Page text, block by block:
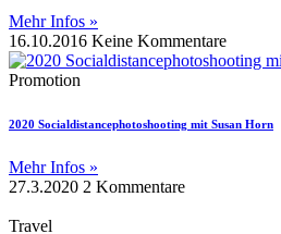
Mehr Infos »
16.10.2016 Keine Kommentare
Promotion
2020 Socialdistancephotoshooting mit Susan Horn
Mehr Infos »
27.3.2020 2 Kommentare
Travel